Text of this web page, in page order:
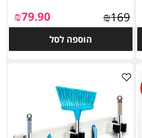
₪169
₪79.90
הוספה לסל